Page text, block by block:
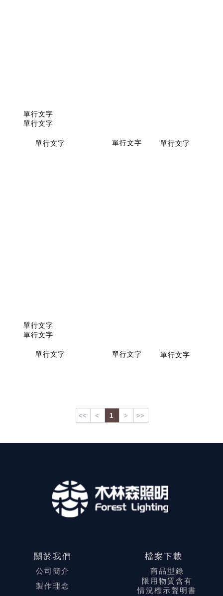
單行文字
單行文字 單行文字
單行文字
單行文字
單行文字
單行文字 單行文字
單行文字
單行文字
<< < 1 > >>
關於我們
公司簡介
製作理念
檔案下載
商品型錄
限用物質含有
情況標示聲明書